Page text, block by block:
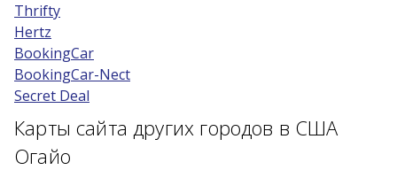
Thrifty
Hertz
BookingCar
BookingCar-Nect
Secret Deal
Карты сайта других городов в США
Огайо